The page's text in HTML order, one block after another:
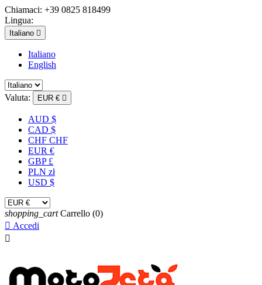
Chiamaci: +39 0825 818499
Lingua:
Italiano 
Italiano
English
Valuta: EUR € 
AUD $
CAD $
CHF CHF
EUR €
GBP £
PLN zł
USD $
shopping_cart Carrello (0)
 Accedi
